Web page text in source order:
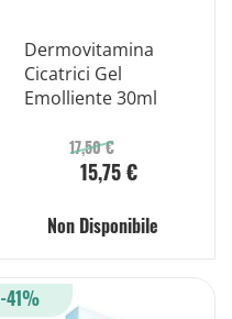
Dermovitamina
Cicatrici Gel
Emolliente 30ml
17,50 €
15,75 €
Non Disponibile
-41%